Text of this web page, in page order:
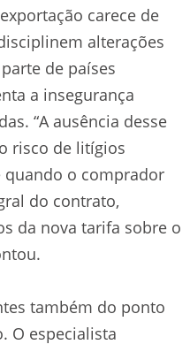
carece de
alterações
de países
a insegurança
“A ausência desse
risco de litígios
quando o comprador
do contrato,
da nova tarifa sobre o
também do ponto
O especialista